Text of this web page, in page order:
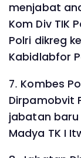
menjabat
Kom Div TIK
Polri dikreg
Kabidlabfor
7. Kombes
Dirpamobvit
jabatan baru
Madya TK I